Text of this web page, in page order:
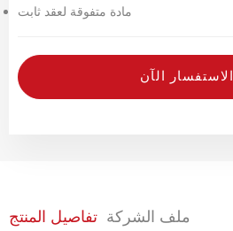
مادة متفوقة لعقد ثابت
الاستفسار الآن
تفاصيل المنتج ملف الشركة